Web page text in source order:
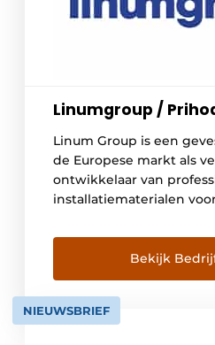
Linumgroup /
Linum Group is een
de Europese markt als
ontwikkelaar van
installatiematerialen
horeca-en
Bekijk
NIEUWSBRIEF